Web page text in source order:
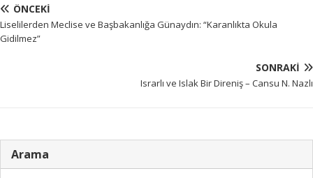
ÖNCEKI
Liselilerden Meclise ve Başbakanlığa Günaydın: “Karanlıkta Okula
Gidilmez”
SONRAKI
Israrlı ve Islak Bir Direniş – Cansu N. Nazlı
Arama